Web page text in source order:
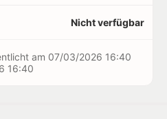
Nicht verfügbar
am 07/03/2026 16:40
16:40